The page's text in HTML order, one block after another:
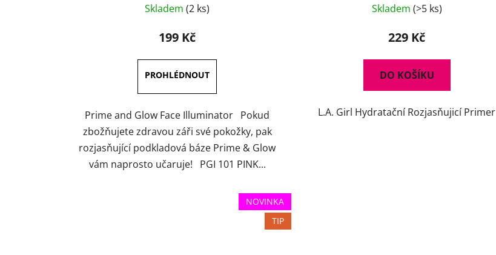
Skladem(2 ks)
199 Kč
Prime and Glow Face Illuminator Pokud
zbožňujete zdravou záři své pokožky, pak
rozjasňující podkladová báze Prime & Glow
vám naprosto učaruje! PGI 101 PINK...
Skladem (>5 ks)
229 Kč
DO KOŠÍKU
L.A. Girl Hydratační Rozjasňujicí Primer
NOVINKA
TIP